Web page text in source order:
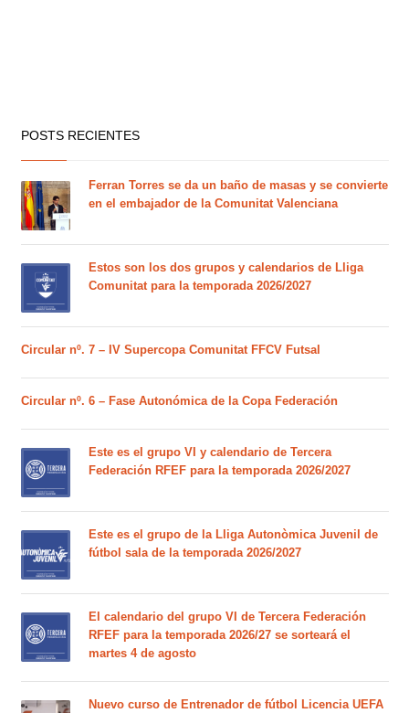
POSTS RECIENTES
Ferran Torres se da un baño de masas y se convierte
en el embajador de la Comunitat Valenciana
Estos son los dos grupos y calendarios de Lliga
Comunitat para la temporada 2026/2027
Circular nº. 7 – IV Supercopa Comunitat FFCV Futsal
Circular nº. 6 – Fase Autonómica de la Copa Federación
Este es el grupo VI y calendario de Tercera
Federación RFEF para la temporada 2026/2027
Este es el grupo de la Lliga Autonòmica Juvenil de
fútbol sala de la temporada 2026/2027
El calendario del grupo VI de Tercera Federación
RFEF para la temporada 2026/27 se sorteará el
martes 4 de agosto
Nuevo curso de Entrenador de fútbol Licencia UEFA